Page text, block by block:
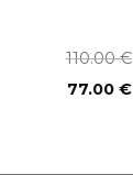
110.00€
77.00 €